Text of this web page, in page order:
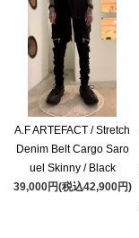
A.F ARTEFACT / Stretch
Denim Belt Cargo Saro
uel Skinny / Black
39,000円(税込42,900円)